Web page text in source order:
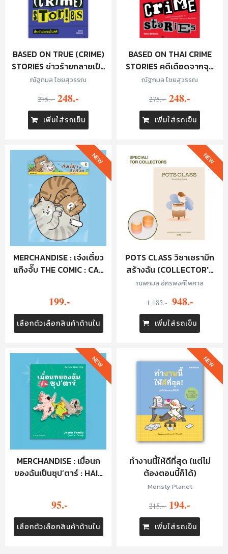
BASED ON TRUE (CRIME)
STORIES ข่าวร้ายกลายเป็น
คดี
ณัฐกมล ไชยสุวรรณ
275.- 248.-
เพิ่มใส่รถเข็น
BASED ON THAI CRIME
STORIES คดีเดือดจากจุด
เกิดข่าว
ณัฐกมล ไชยสุวรรณ
275.- 248.-
เพิ่มใส่รถเข็น
MERCHANDISE : เจ๋งเตี๋ยว
แก๊งจั๊บ THE COMIC : CAT
199.-
เลือกตัวเลือกสินค้าด้านใน
NEW
POTS CLASS วิชาเซรามิก
สร้างฉัน (COLLECTOR'S
EDITION)
ณพกมล อัครพงศ์ไพศาล
1,185.- 948.-
เพิ่มใส่รถเข็น
NEW
MERCHANDISE : เมื่อนก
ของฉันเป็นซุป’ตาร์ : HAIR
95.-
เลือกตัวเลือกสินค้าด้านใน
NEW
ทำงานนี้ให้ดีที่สุด (แต่ไม่
ต้องตอนนี้ก็ได้)
Monsty Planet
215.- 194.-
เพิ่มใส่รถเข็น
NEW